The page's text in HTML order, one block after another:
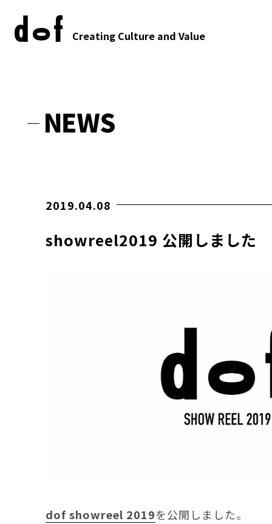
Creating Culture and Value
2019.04.08
showreel2019 公開しました
dof showreel 2019を公開しました。